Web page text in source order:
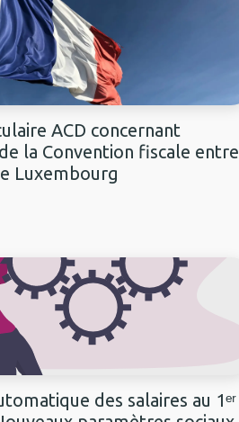
ACD concernant
la Convention fiscale entre
Luxembourg
des salaires au 1ᵉʳ